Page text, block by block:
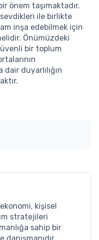
önem taşımaktadır.
ile birlikte
inşa edebilmek için
Önümüzdeki
bir toplum
dair duyarlılığın
kişisel
stratejileri
sahip bir